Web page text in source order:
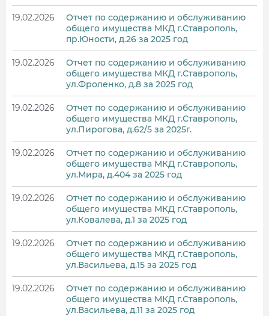
19.02.2026
Отчет по содержанию и обслуживанию
общего имущества МКД г.Ставрополь,
пр.Юности, д.26 за 2025 год
19.02.2026
Отчет по содержанию и обслуживанию
общего имущества МКД г.Ставрополь,
ул.Фроленко, д.8 за 2025 год
19.02.2026
Отчет по содержанию и обслуживанию
общего имущества МКД г.Ставрополь,
ул.Пирогова, д.62/5 за 2025г.
19.02.2026
Отчет по содержанию и обслуживанию
общего имущества МКД г.Ставрополь,
ул.Мира, д.404 за 2025 год
19.02.2026
Отчет по содержанию и обслуживанию
общего имущества МКД г.Ставрополь,
ул.Ковалева, д.1 за 2025 год
19.02.2026
Отчет по содержанию и обслуживанию
общего имущества МКД г.Ставрополь,
ул.Васильева, д.15 за 2025 год
19.02.2026
Отчет по содержанию и обслуживанию
общего имущества МКД г.Ставрополь,
ул.Васильева, д.11 за 2025 год